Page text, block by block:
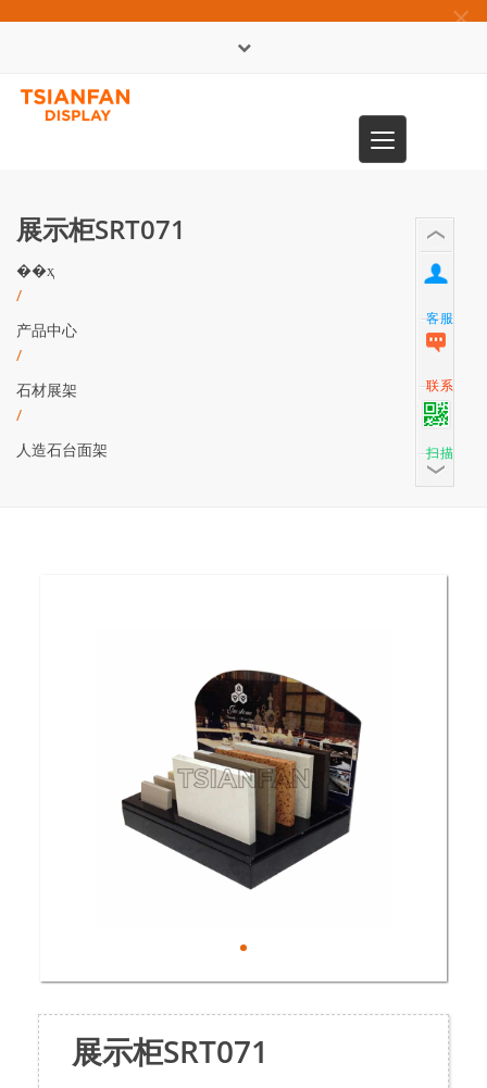
×
Toggle
navigation
展示柜SRT071
��ҳ
/
产品中心
/
石材展架
/
人造石台面架
展示柜SRT071
客服
联系
扫描